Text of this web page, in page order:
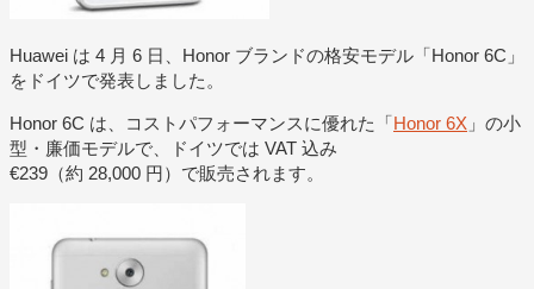
Huawei は 4 月 6 日、Honor ブランドの格安モデル「Honor 6C」
をドイツで発表しました。
Honor 6C は、コストパフォーマンスに優れた「Honor 6X 」の小
型・廉価モデルで、ドイツでは VAT 込み
€239（約 28,000 円）で販売されます。